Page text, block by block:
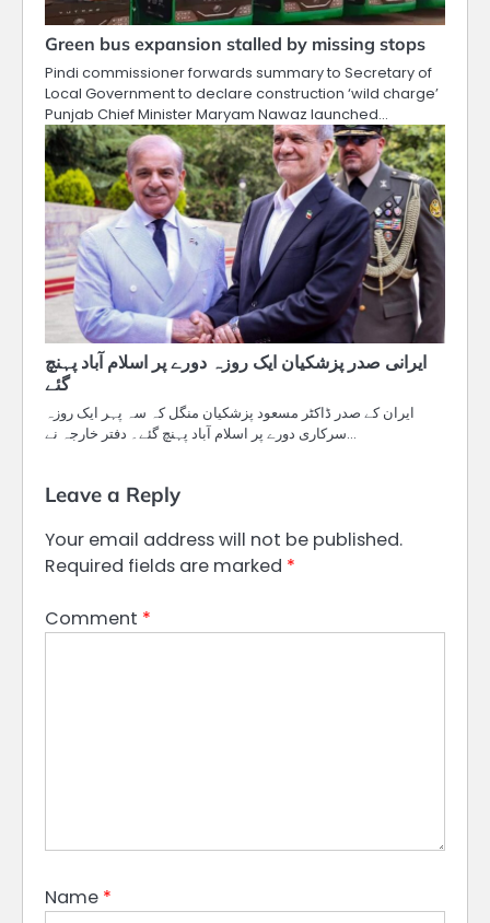
Green bus expansion stalled by missing stops
Pindi commissioner forwards summary to Secretary of
Local Government to declare construction ‘wild charge’
Punjab Chief Minister Maryam Nawaz launched…
ایرانی صدر پزشکیان ایک روزہ دورے پر اسلام آباد پہنچ
گئے
ایران کے صدر ڈاکٹر مسعود پزشکیان منگل کہ سہ پہر ایک روزہ
سرکاری دورے پر اسلام آباد پہنچ گئے۔ دفتر خارجہ نے…
Leave a Reply
Your email address will not be published.
Required fields are marked *
Comment *
Name *